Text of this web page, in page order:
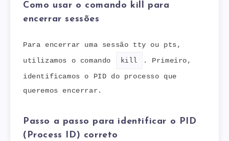
Como usar o comando kill para
encerrar sessões
Para encerrar uma sessão tty ou pts,
utilizamos o comando
kill
. Primeiro,
identificamos o PID do processo que
queremos encerrar.
Passo a passo para identificar o PID
(Process ID) correto